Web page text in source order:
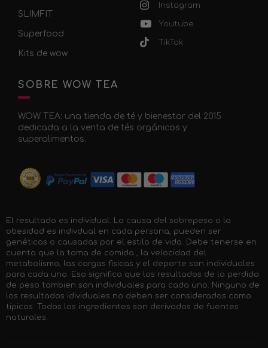
SLIMFIT
Superfood
Kits de wow
Instagram
Youtube
TikTok
SOBRE WOW TEA
WOW TEA: una tienda de té y bienestar del 2015
dedicada a la venta de tés orgánicos y
superalimentos.
El resultado es individual. La causa del sobrepeso o la
obesidad es indivdual en cada persona, pueden ser
genéticas o causadas por el estilo de vida. Debe tenerse en
cuenta que la toma de comida , la velocidad del
metabolismo, las cargas fisicas y el deporte son individuales
para cada uno. Eso significa que los resultados de la perdida
de peso tambien son individuales para cada uno. Ninguno de
los resultados idividuales no deben ser considerados como
tipicos. Todos los ingredientes son derivados de fuentes
naturales.